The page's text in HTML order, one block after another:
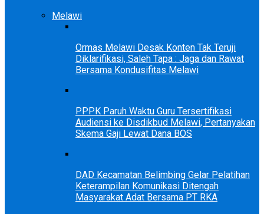
Melawi
Ormas Melawi Desak Konten Tak Teruji
Diklarifikasi, Saleh Tapa : Jaga dan Rawat
Bersama Kondusifitas Melawi
PPPK Paruh Waktu Guru Tersertifikasi
Audiensi ke Disdikbud Melawi, Pertanyakan
Skema Gaji Lewat Dana BOS
DAD Kecamatan Belimbing Gelar Pelatihan
Keterampilan Komunikasi Ditengah
Masyarakat Adat Bersama PT RKA